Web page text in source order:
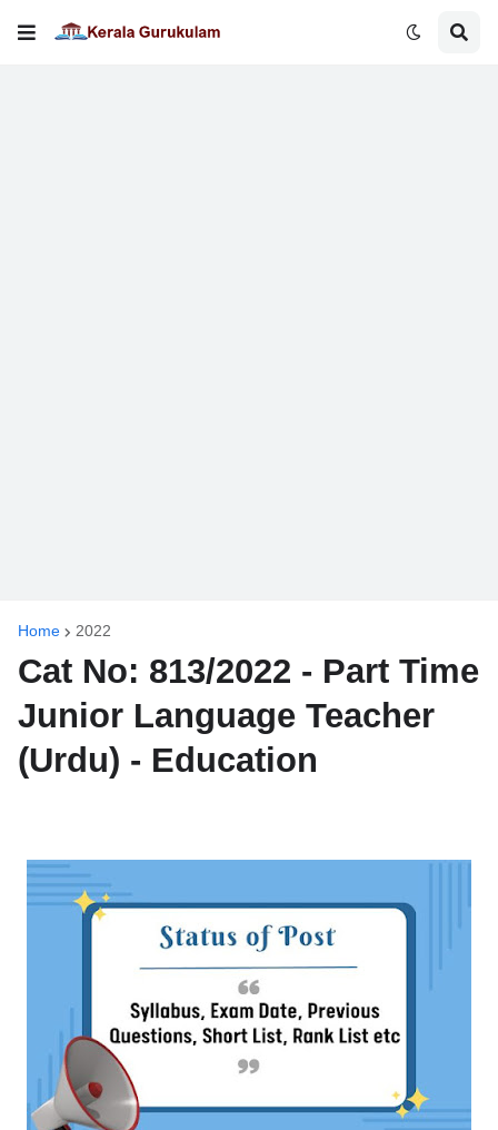
Home 2022
Cat No: 813/2022 - Part Time
Junior Language Teacher
(Urdu) - Education